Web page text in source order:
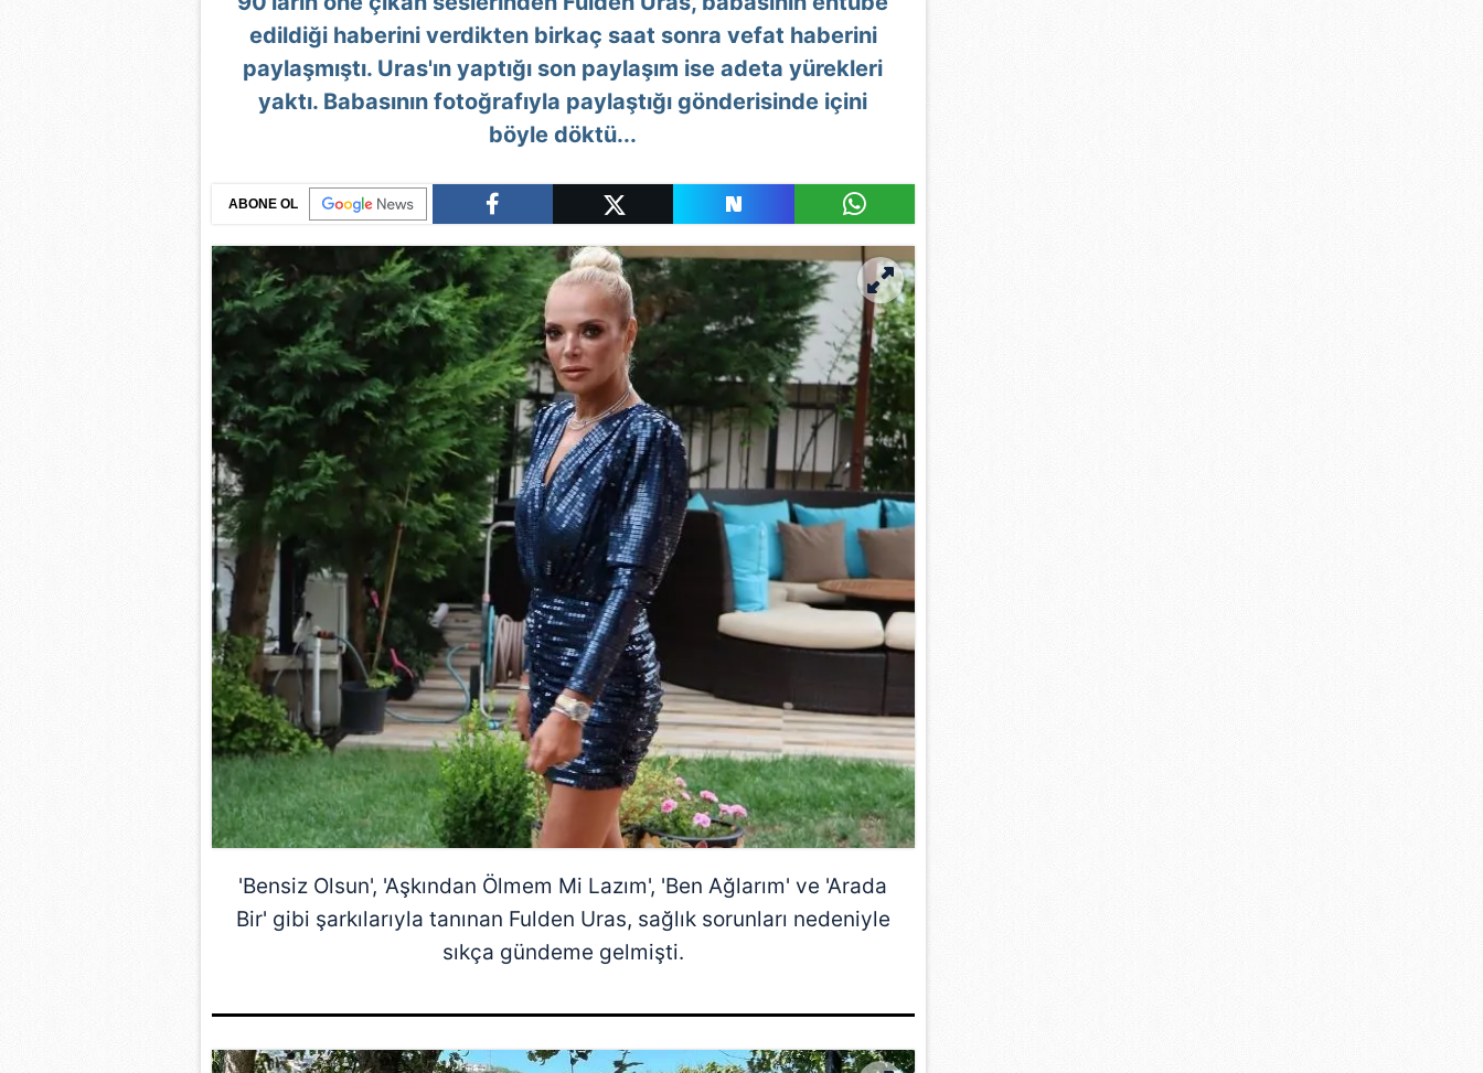
edildiği haberini verdikten birkaç saat sonra vefat haberini
paylaşmıştı. Uras'ın yaptığı son paylaşım ise adeta yürekleri
yaktı. Babasının fotoğrafıyla paylaştığı gönderisinde içini
böyle döktü...
ABONE OL
'Bensiz Olsun', 'Aşkından Ölmem Mi Lazım', 'Ben Ağlarım' ve 'Arada
Bir' gibi şarkılarıyla tanınan Fulden Uras, sağlık sorunları nedeniyle
sıkça gündeme gelmişti.